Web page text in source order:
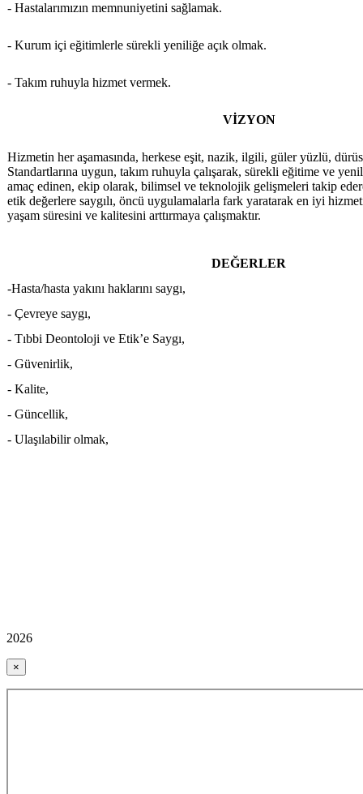
- Hastalarımızın memnuniyetini sağlamak.
- Kurum içi eğitimlerle sürekli yeniliğe açık olmak.
- Takım ruhuyla hizmet vermek.
VİZYON
Hizmetin her aşamasında, herkese eşit, nazik, ilgili, güler yüzlü,
Standartlarına uygun, takım ruhuyla çalışarak, sürekli eğitime ve
amaç edinen, ekip olarak, bilimsel ve teknolojik gelişmeleri takip
etik değerlere saygılı, öncü uygulamalarla fark yaratarak en iyi
yaşam süresini ve kalitesini arttırmaya çalışmaktır.
DEĞERLER
-Hasta/hasta yakını haklarını saygı,
- Çevreye saygı,
- Tıbbi Deontoloji ve Etik’e Saygı,
- Güvenirlik,
- Kalite,
- Güncellik,
- Ulaşılabilir olmak,
2026
×